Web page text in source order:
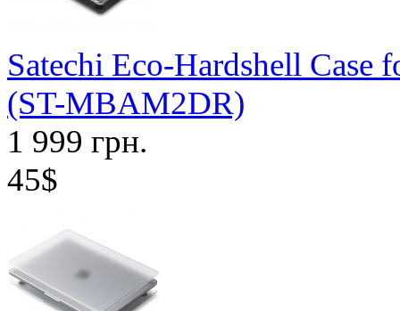
Satechi Eco-Hardshell
(ST-MBAM2DR)
1 999 грн.
45$